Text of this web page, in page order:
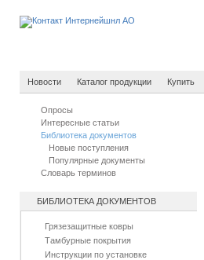
Новости Каталог продукции Купить
Опросы
Интересные статьи
Библиотека документов
Новые поступления
Популярные документы
Словарь терминов
БИБЛИОТЕКА ДОКУМЕНТОВ
Грязезащитные ковры
Тамбурные покрытия
Инструкции по установке